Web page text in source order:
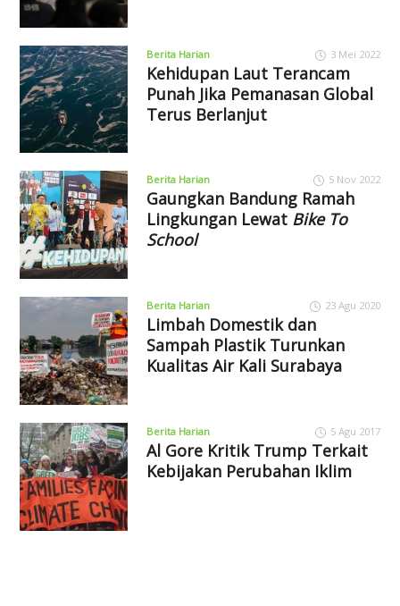
Berita Harian 3 Mei 2022
Kehidupan Laut Terancam
Punah Jika Pemanasan Global
Terus Berlanjut
Berita Harian 5 Nov 2022
Gaungkan Bandung Ramah
Lingkungan Lewat Bike To
School
Berita Harian 23 Agu 2020
Limbah Domestik dan
Sampah Plastik Turunkan
Kualitas Air Kali Surabaya
Berita Harian 5 Agu 2017
Al Gore Kritik Trump Terkait
Kebijakan Perubahan Iklim